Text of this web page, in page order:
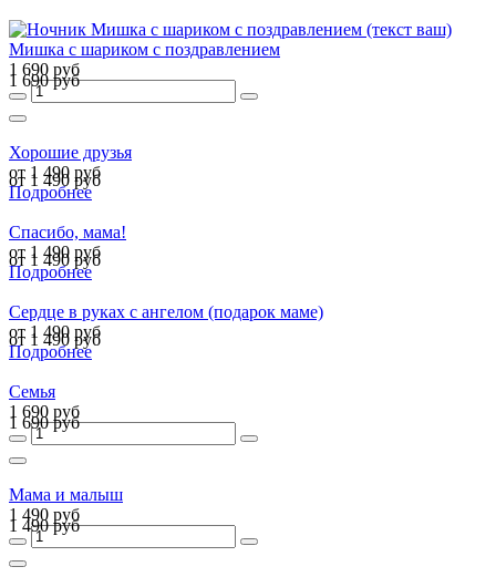
Мишка с шариком с поздравлением
1 690 руб
1 690 руб
Хорошие друзья
от 1 490 руб
от 1 490 руб
Подробнее
Спасибо, мама!
от 1 490 руб
от 1 490 руб
Подробнее
Сердце в руках с ангелом (подарок маме)
от 1 490 руб
от 1 490 руб
Подробнее
Семья
1 690 руб
1 690 руб
Мама и малыш
1 490 руб
1 490 руб